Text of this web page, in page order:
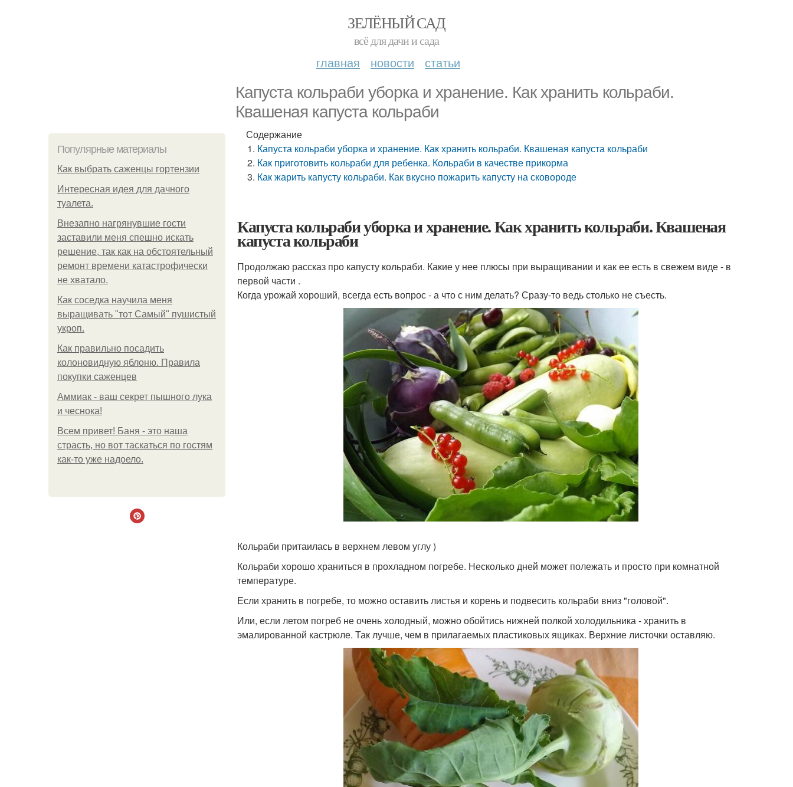
ЗЕЛЁНЫЙ САД
всё для дачи и сада
главная новости статьи
Капуста кольраби уборка и хранение. Как хранить кольраби.
Квашеная капуста кольраби
Популярные материалы
Как выбрать саженцы гортензии
Интересная идея для дачного
туалета.
Внезапно нагрянувшие гости
заставили меня спешно искать
решение, так как на обстоятельный
ремонт времени катастрофически
не хватало.
Как соседка научила меня
выращивать "тот Самый" пушистый
укроп.
Как правильно посадить
колоновидную яблоню. Правила
покупки саженцев
Аммиак - ваш секрет пышного лука
и чеснока!
Всем привет! Баня - это наша
страсть, но вот таскаться по гостям
как-то уже надоело.
Содержание
Капуста кольраби уборка и хранение. Как хранить кольраби. Квашеная капуста кольраби
Как приготовить кольраби для ребенка. Кольраби в качестве прикорма
Как жарить капусту кольраби. Как вкусно пожарить капусту на сковороде
Капуста кольраби уборка и хранение. Как хранить кольраби. Квашеная
капуста кольраби
Продолжаю рассказ про капусту кольраби. Какие у нее плюсы при выращивании и как ее есть в свежем виде - в
первой части .
Когда урожай хороший, всегда есть вопрос - а что с ним делать? Сразу-то ведь столько не съесть.
Кольраби притаилась в верхнем левом углу )
Кольраби хорошо храниться в прохладном погребе. Несколько дней может полежать и просто при комнатной
температуре.
Если хранить в погребе, то можно оставить листья и корень и подвесить кольраби вниз "головой".
Или, если летом погреб не очень холодный, можно обойтись нижней полкой холодильника - хранить в
эмалированной кастрюле. Так лучше, чем в прилагаемых пластиковых ящиках. Верхние листочки оставляю.